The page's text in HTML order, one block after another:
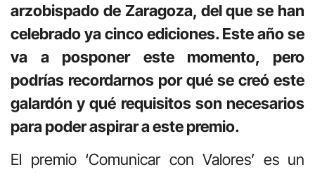
arzobispado de Zaragoza, del que se han
celebrado ya cinco ediciones. Este año se
va a posponer este momento, pero
podrías recordarnos por qué se creó este
galardón y qué requisitos son necesarios
para poder aspirar a este premio.
El premio ‘Comunicar con Valores’ es un